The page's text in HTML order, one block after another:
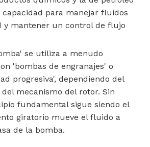
capacidad para manejar fluidos
y mantener un control de flujo
se utiliza a menudo
'bombas de engranajes' o
progresiva', dependiendo del
mecanismo del rotor. Sin
fundamental sigue siendo el
giratorio mueve el fluido a
de la bomba.